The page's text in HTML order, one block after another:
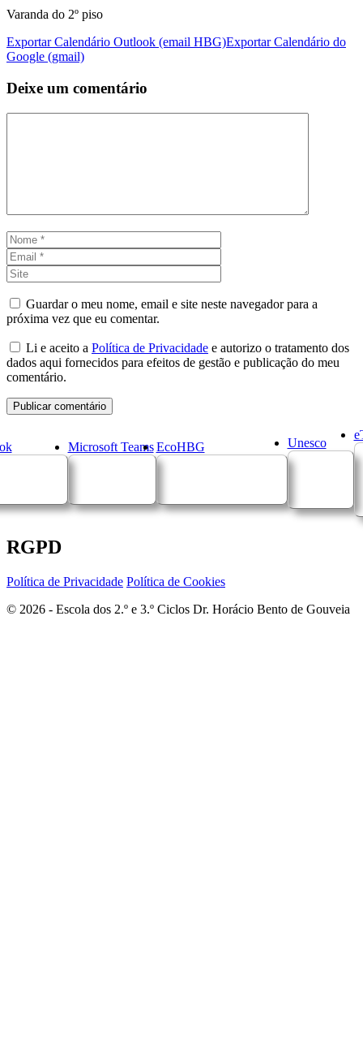
Varanda do 2º piso
Exportar Calendário Outlook (email HBG)Exportar Calendário do
Google (gmail)
Deixe um comentário
Nome
Guardar o meu nome, email e site neste navegador para a
próxima vez que eu comentar.
Li e aceito a Política de Privacidade e autorizo o tratamento dos
dados aqui fornecidos para efeitos de gestão e publicação do meu
comentário.
Microsoft Teams EcoHBG Unesco
RGPD
Política de Privacidade Política de Cookies
© 2026 - Escola dos 2.º e 3.º Ciclos Dr. Horácio Bento de Gouveia